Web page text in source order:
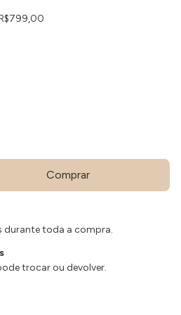
durante toda a compra.
trocar ou devolver.